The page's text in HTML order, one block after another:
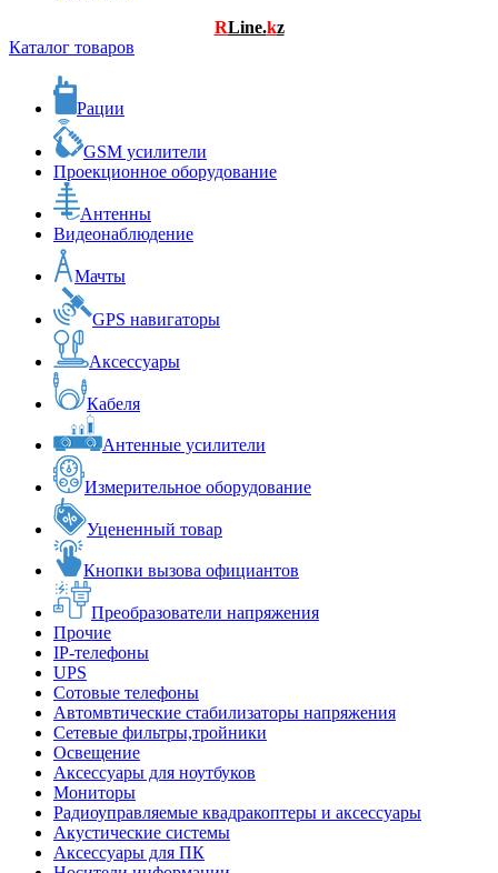
RLine.kz
Каталог товаров
Рации
GSM усилители
Проекционное оборудование
Антенны
Видеонаблюдение
Мачты
GPS навигаторы
Аксессуары
Кабеля
Антенные усилители
Измерительное оборудование
Уцененный товар
Кнопки вызова официантов
Преобразователи напряжения
Прочие
IP-телефоны
UPS
Сотовые телефоны
Автомвтические стабилизаторы напряжения
Сетевые фильтры,тройники
Освещение
Аксессуары для ноутбуков
Мониторы
Радиоуправляемые квадракоптеры и аксессуары
Акустические системы
Аксессуары для ПК